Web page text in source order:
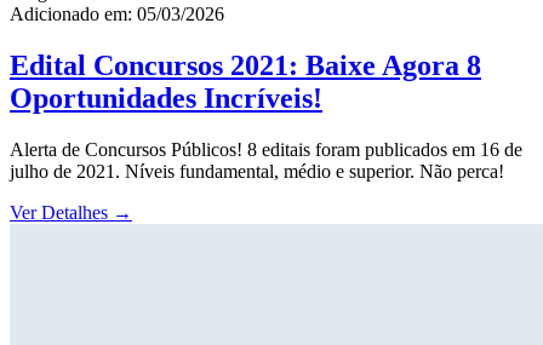
Adicionado em: 05/03/2026
Edital Concursos 2021: Baixe Agora 8
Oportunidades Incríveis!
Alerta de Concursos Públicos! 8 editais foram publicados em 16 de
julho de 2021. Níveis fundamental, médio e superior. Não perca!
Ver Detalhes →